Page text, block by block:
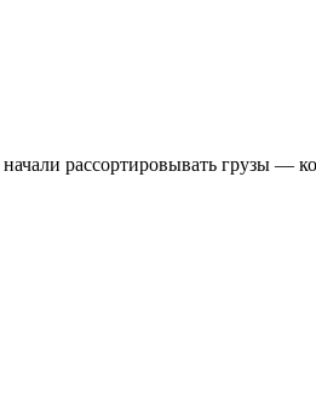
рассортировывать грузы —